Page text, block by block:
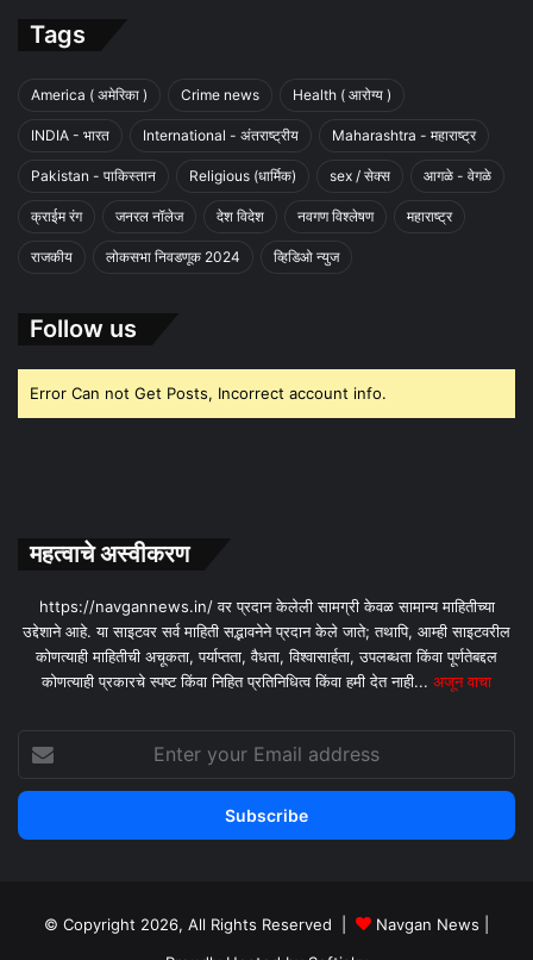
Tags
America ( अमेरिका ) Crime news Health ( आरोग्य )
INDIA - भारत International - अंतराष्ट्रीय Maharashtra - महाराष्ट्र
Pakistan - पाकिस्तान Religious (धार्मिक) sex / सेक्स आगळे - वेगळे
क्राईम रंग जनरल नॉलेज देश विदेश नवगण विश्लेषण महाराष्ट्र
राजकीय लोकसभा निवडणूक 2024 व्हिडिओ न्युज
Follow us
Error Can not Get Posts, Incorrect account info.
महत्वाचे अस्वीकरण
https://navgannews.in/ वर प्रदान केलेली सामग्री केवळ सामान्य माहितीच्या
उद्देशाने आहे. या साइटवर सर्व माहिती सद्भावनेने प्रदान केले जाते; तथापि, आम्ही साइटवरील
कोणत्याही माहितीची अचूकता, पर्याप्तता, वैधता, विश्वासार्हता, उपलब्धता किंवा पूर्णतेबद्दल
कोणत्याही प्रकारचे स्पष्ट किंवा निहित प्रतिनिधित्व किंवा हमी देत ​​नाही... अजून वाचा
your
Email
© Copyright 2026, All Rights Reserved | Navgan News